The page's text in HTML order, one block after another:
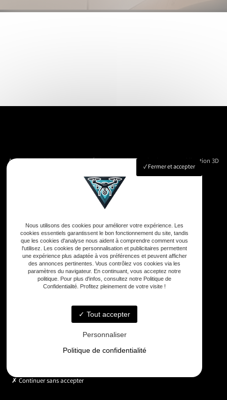
Accueil Suivi de chantier
Modélisation 3D
Contact
Adresse
33590 Vensac
Téléphone
06 33 48 35 75
Email
contact@gd-drones-services.fr
Horaires
Fermer et accepter
Nous utilisons des cookies pour améliorer votre expérience. Les
cookies essentiels garantissent le bon fonctionnement du site, tandis
que les cookies d'analyse nous aident à comprendre comment vous
l'utilisez. Les cookies de personnalisation et publicitaires permettent
une expérience plus adaptée à vos préférences et peuvent afficher
des annonces pertinentes. Vous contrôlez vos cookies via les
paramètres du navigateur. En continuant, vous acceptez notre
politique. Pour plus d'infos, consultez notre Politique de
Confidentialité. Profitez pleinement de votre visite !
Tout accepter
Personnaliser
Politique de confidentialité
Continuer sans accepter